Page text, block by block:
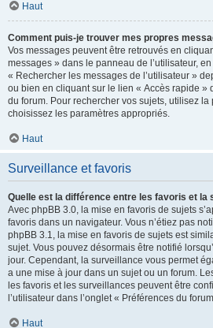
Haut
Comment puis-je trouver mes propres
Vos messages peuvent être retrouvés en
messages » dans le panneau de l’utilisateur,
« Rechercher les messages de l’utilisateur »
ou bien en cliquant sur le lien « Accès rapide »
du forum. Pour rechercher vos sujets, utilisez
choisissez les paramètres appropriés.
Haut
Surveillance et favoris
Quelle est la différence entre les favoris et la
Avec phpBB 3.0, la mise en favoris de sujets
favoris dans un navigateur. Vous n’étiez pas
phpBB 3.1, la mise en favoris de sujets est
sujet. Vous pouvez désormais être notifié
jour. Cependant, la surveillance vous permet
a une mise à jour dans un sujet ou un forum.
les favoris et les surveillances peuvent être
l’utilisateur dans l’onglet « Préférences du
Haut